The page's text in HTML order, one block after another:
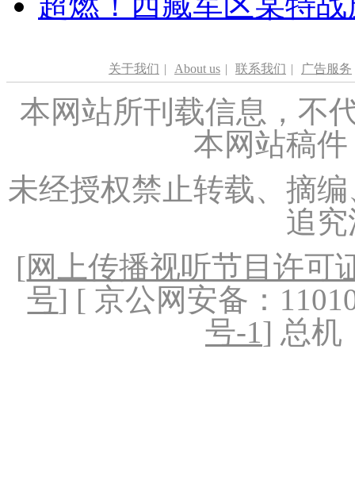
关于我们 | About us | 联系我们 | 广告服务
本网站所刊载信息，不
本网站稿
未经授权禁止转载、摘
追
[网上传播视听节目许可
号] [ 京公网安备：
号-1] 总机